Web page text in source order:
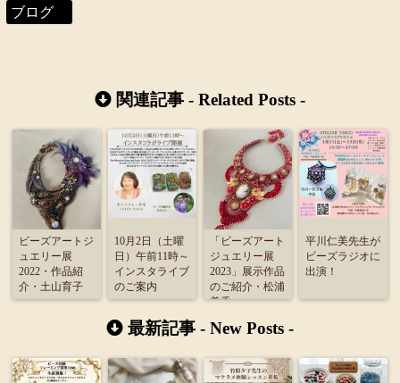
ブログ
関連記事 - Related Posts -
ビーズアートジ
ュエリー展
2022・作品紹
介・土山育子
10月2日（土曜
日）午前11時～
インスタライブ
のご案内
「ビーズアート
ジュエリー展
2023」展示作品
のご紹介・松浦
美香
平川仁美先生が
ビーズラジオに
出演！
最新記事 - New Posts -